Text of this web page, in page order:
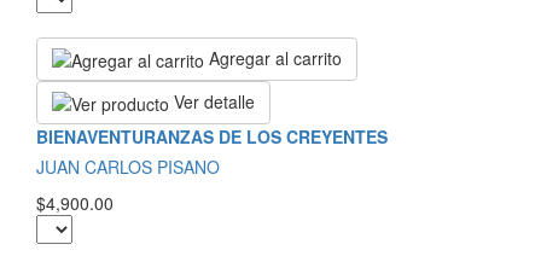
Agregar al carrito
Ver detalle
BIENAVENTURANZAS DE LOS CREYENTES
JUAN CARLOS PISANO
$4,900.00